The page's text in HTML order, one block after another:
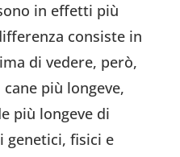
in effetti più
consiste in
di vedere, però,
più longeve,
più longeve di
genetici, fisici e